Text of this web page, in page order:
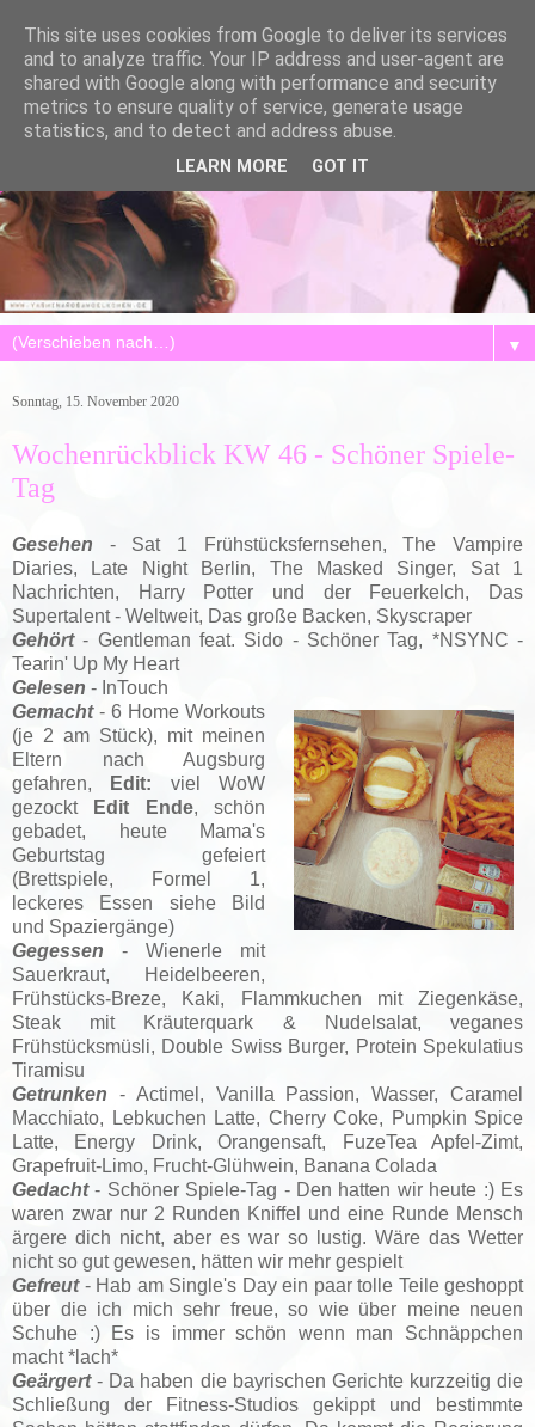
▼
Sonntag, 15. November 2020
Wochenrückblick KW 46 - Schöner Spiele-
Tag
Gesehen - Sat 1 Frühstücksfernsehen, The Vampire
Diaries, Late Night Berlin, The Masked Singer, Sat 1
Nachrichten, Harry Potter und der Feuerkelch, Das
Supertalent - Weltweit, Das große Backen, Skyscraper
Gehört- Gentleman feat. Sido - Schöner Tag, *NSYNC -
Tearin' Up My Heart
Gelesen - InTouch
Gemacht- 6 Home Workouts
(je 2 am Stück), mit meinen
Eltern nach Augsburg
gefahren,
Edit: viel WoW
gezockt
Edit Ende, schön
gebadet, heute Mama's
Geburtstag gefeiert
(Brettspiele, Formel 1,
leckeres Essen siehe Bild
und Spaziergänge)
Gegessen - Wienerle mit
Sauerkraut, Heidelbeeren,
Frühstücks-Breze, Kaki, Flammkuchen mit Ziegenkäse,
Steak mit Kräuterquark & Nudelsalat, veganes
Frühstücksmüsli, Double Swiss Burger, Protein Spekulatius
Tiramisu
Getrunken - Actimel, Vanilla Passion, Wasser, Caramel
Macchiato, Lebkuchen Latte, Cherry Coke, Pumpkin Spice
Latte, Energy Drink, Orangensaft, FuzeTea Apfel-Zimt,
Grapefruit-Limo, Frucht-Glühwein, Banana Colada
Gedacht- Schöner Spiele-Tag - Den hatten wir heute :) Es
waren zwar nur 2 Runden Kniffel und eine Runde Mensch
ärgere dich nicht, aber es war so lustig. Wäre das Wetter
nicht so gut gewesen, hätten wir mehr gespielt
Gefreut- Hab am Single's Day ein paar tolle Teile geshoppt
über die ich mich sehr freue, so wie über meine neuen
Schuhe :) Es is immer schön wenn man Schnäppchen
macht *lach*
Geärgert- Da haben die bayrischen Gerichte kurzzeitig die
Schließung der Fitness-Studios gekippt und bestimmte
This site uses cookies from Google to deliver its services
and to analyze traffic. Your IP address and user-agent are
shared with Google along with performance and security
metrics to ensure quality of service, generate usage
statistics, and to detect and address abuse.
LEARN MORE GOT IT